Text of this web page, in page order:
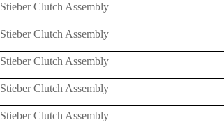
Stieber Clutch Assembly
Stieber Clutch Assembly
Stieber Clutch Assembly
Stieber Clutch Assembly
Stieber Clutch Assembly